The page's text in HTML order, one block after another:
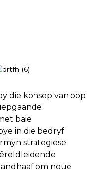
die konsep van oop
baie
in die bedryf
strategiese
om noue